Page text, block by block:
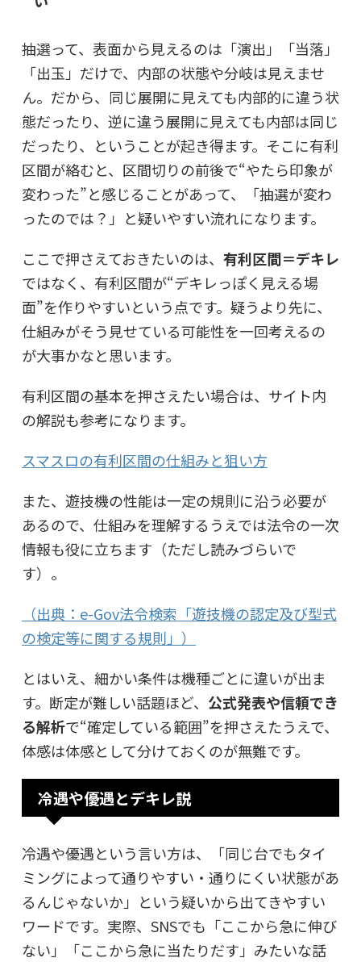
抽選って、表面から見えるのは「演出」「当落」
「出玉」だけで、内部の状態や分岐は見えませ
ん。だから、同じ展開に見えても内部的に違う状
態だったり、逆に違う展開に見えても内部は同じ
だったり、ということが起き得ます。そこに有利
区間が絡むと、区間切りの前後で“やたら印象が
変わった”と感じることがあって、「抽選が変わ
ったのでは？」と疑いやすい流れになります。
ここで押さえておきたいのは、 有利区間＝デキレ
ではなく、 有利区間が“デキレっぽく見える場
面”を作りやすいという点です。疑うより先に、
仕組みがそう見せている可能性を一回考えるの
が大事かなと思います。
有利区間の基本を押さえたい場合は、サイト内
の解説も参考になります。
スマスロの有利区間の仕組みと狙い方
また、遊技機の性能は一定の規則に沿う必要が
あるので、仕組みを理解するうえでは法令の一次
情報も役に立ちます（ただし読みづらいで
す）。
（出典：e-Gov法令検索「遊技機の認定及び型式
の検定等に関する規則」）
とはいえ、細かい条件は機種ごとに違いが出ま
す。断定が難しい話題ほど、 公式発表や信頼でき
る解析で“確定している範囲”を押さえたうえで、
体感は体感として分けておくのが無難です。
冷遇や優遇とデキレ説
冷遇や優遇という言い方は、「同じ台でもタイ
ミングによって通りやすい・通りにくい状態があ
るんじゃないか」という疑いから出てきやすい
ワードです。実際、SNSでも「ここから急に伸び
ない」「ここから急に当たりだす」みたいな話